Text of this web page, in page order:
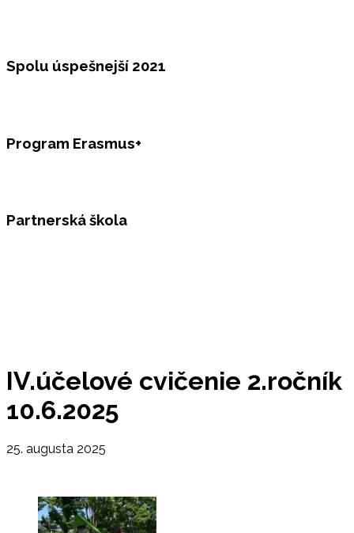
Spolu úspešnejší 2021
Program Erasmus+
Partnerská škola
IV.účelové cvičenie 2.ročník
10.6.2025
25. augusta 2025